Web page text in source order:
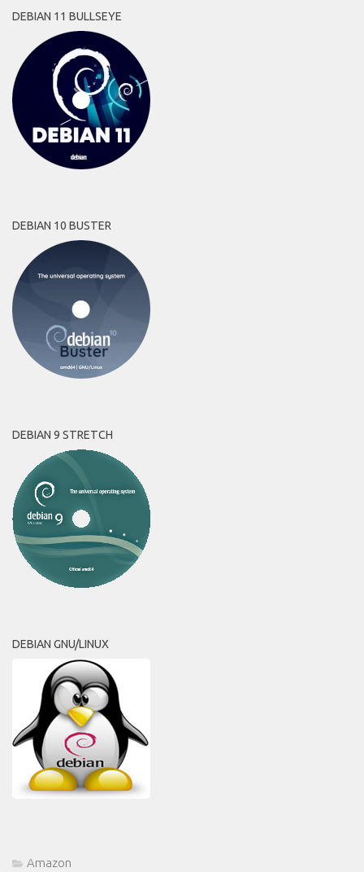
DEBIAN 11 BULLSEYE
DEBIAN 10 BUSTER
DEBIAN 9 STRETCH
DEBIAN GNU/LINUX
Amazon